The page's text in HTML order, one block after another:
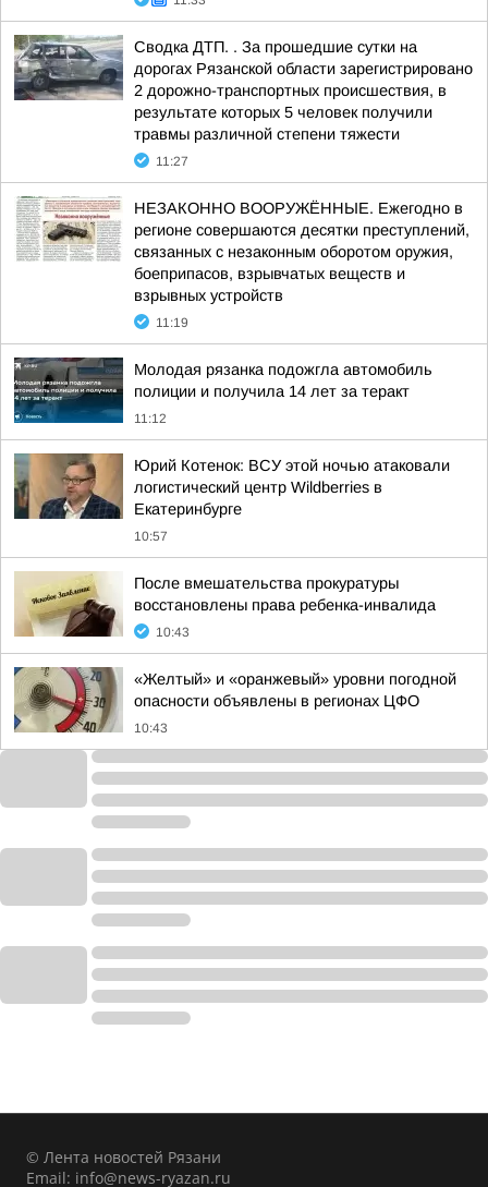
Сводка ДТП. . За прошедшие сутки на
дорогах Рязанской области зарегистрировано
2 дорожно-транспортных происшествия, в
результате которых 5 человек получили
травмы различной степени тяжести
11:27
НЕЗАКОННО ВООРУЖЁННЫЕ. Ежегодно в
регионе совершаются десятки преступлений,
связанных с незаконным оборотом оружия,
боеприпасов, взрывчатых веществ и
взрывных устройств
11:19
Молодая рязанка подожгла автомобиль
полиции и получила 14 лет за теракт
11:12
Юрий Котенок: ВСУ этой ночью атаковали
логистический центр Wildberries в
Екатеринбурге
10:57
После вмешательства прокуратуры
восстановлены права ребенка-инвалида
10:43
«Желтый» и «оранжевый» уровни погодной
опасности объявлены в регионах ЦФО
10:43
© Лента новостей Рязани
Email: info@news-ryazan.ru